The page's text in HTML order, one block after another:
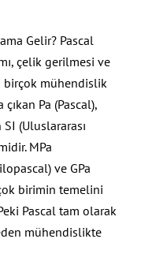
Gelir? Pascal
çelik gerilmesi ve
birçok mühendislik
Pa (Pascal),
(Uluslararası
MPa
ve GPa
birimin temelini
Pascal tam olarak
mühendislikte